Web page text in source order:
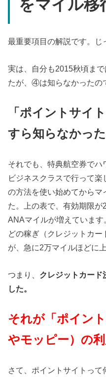
をマイル移
最重要項目の解説です。じ
実は、自分も2015秋頃ま
たが、④は知らなかったの
「ポイントサイ
すら知らなかった
それでも、特典航空券で
ビジネスクラスで行って楽
の方法を使い始めてからマ
た。上の表で、有効期限
ANAマイルが増えていま
どの稼ぎ（クレジットカ
が、急に2万マイルほどに
つまり、 クレジットカード
した。
それが「ポイン
やモッピー）の利
さて、ポイントサイトって